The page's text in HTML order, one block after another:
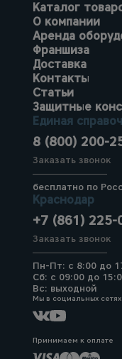
Каталог
О компании
Аренда
Франшиза
Доставка
Контакты
Статьи
Защитные
Единая
8 (800) 200-
Заказать звонок
бесплатно по
Краснодар
+7 (861) 225-
Заказать звонок
Пн-Пт: с 8:00 до
Сб: с 09:00 до
Вс: выходной
Мы в социальных сетях:
Принимаем к оплате